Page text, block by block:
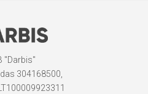
"Darbis"
304168500,